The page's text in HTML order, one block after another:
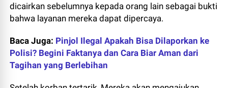
dicairkan sebelumnya kepada orang lain sebagai bukti
bahwa layanan mereka dapat dipercaya.
Baca Juga: Pinjol Ilegal Apakah Bisa Dilaporkan ke
Polisi? Begini Faktanya dan Cara Biar Aman dari
Tagihan yang Berlebihan